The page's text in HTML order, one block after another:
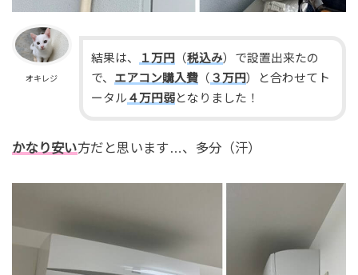
オキレジ
結果は、 １万円 （税込み）で設置出来たの
で、 エアコン購入費（ ３万円）と合わせてト
ータル ４万円弱となりました！
かなり安い方だと思います…、多分（汗）